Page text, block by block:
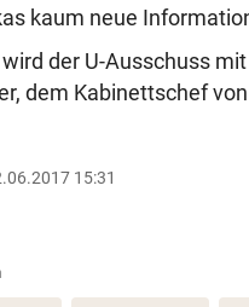
kaum neue
der U-Ausschuss
dem Kabinettschef
15:31